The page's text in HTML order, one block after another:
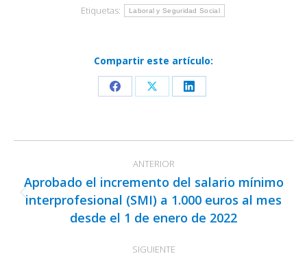
Etiquetas:
Laboral y Seguridad Social
Compartir este artículo:
Share
Facebook
Share
X
Share
LinkedIn
entre
publicaciones
ANTERIOR
Publicación
anterior:
Aprobado el incremento del salario mínimo
interprofesional (SMI) a 1.000 euros al mes
desde el 1 de enero de 2022
SIGUIENTE